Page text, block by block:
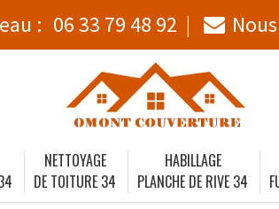
: 06 33 79 48 92
NETTOYAGE
DE TOITURE 34
HABILLAGE
PLANCHE DE RIVE 34